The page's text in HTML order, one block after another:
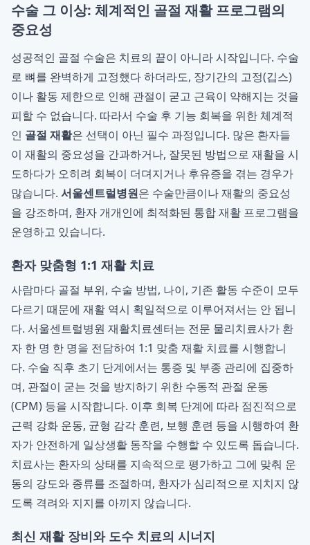
수술 그 이상: 체계적인 골절 재활 프로그램의
중요성
성공적인 골절 수술은 치료의 끝이 아니라 시작입니다. 수술
로 뼈를 완벽하게 고정했다 하더라도, 장기간의 고정(깁스)
이나 활동 제한으로 인해 관절이 굳고 근육이 약해지는 것을
피할 수 없습니다. 따라서 수술 후 기능 회복을 위한 체계적
인 골절 재활은 선택이 아닌 필수 과정입니다. 많은 환자들
이 재활의 중요성을 간과하거나, 잘못된 방법으로 재활을 시
도하다가 오히려 회복이 더뎌지거나 후유증을 겪는 경우가
많습니다. 서울센트럴병원은 수술만큼이나 재활의 중요성
을 강조하며, 환자 개개인에 최적화된 통합 재활 프로그램을
운영하고 있습니다.
환자 맞춤형 1:1 재활 치료
사람마다 골절 부위, 수술 방법, 나이, 기존 활동 수준이 모두
다르기 때문에 재활 역시 획일적으로 이루어져서는 안 됩니
다. 서울센트럴병원 재활치료센터는 전문 물리치료사가 환
자 한 명 한 명을 전담하여 1:1 맞춤 재활 치료를 시행합니
다. 수술 직후 초기 단계에서는 통증 및 부종 관리에 집중하
며, 관절이 굳는 것을 방지하기 위한 수동적 관절 운동
(CPM) 등을 시작합니다. 이후 회복 단계에 따라 점진적으로
근력 강화 운동, 균형 감각 훈련, 보행 훈련 등을 시행하여 환
자가 안전하게 일상생활 동작을 수행할 수 있도록 돕습니다.
치료사는 환자의 상태를 지속적으로 평가하고 그에 맞춰 운
동의 강도와 종류를 조절하며, 환자가 심리적으로 지치지 않
도록 격려와 지지를 아끼지 않습니다.
최신 재활 장비와 도수 치료의 시너지